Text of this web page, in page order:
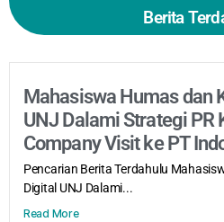
Berita
Mahasiswa Humas dan
UNJ Dalami Strategi PR
Company Visit ke PT
Pencarian Berita Terdahulu
Digital UNJ Dalami...
Read More